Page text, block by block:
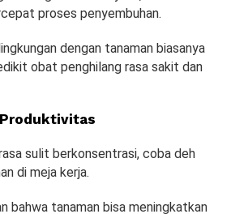
proses penyembuhan.
dengan tanaman biasanya
obat penghilang rasa sakit dan
sulit berkonsentrasi, coba deh
di meja kerja.
bahwa tanaman bisa meningkatkan